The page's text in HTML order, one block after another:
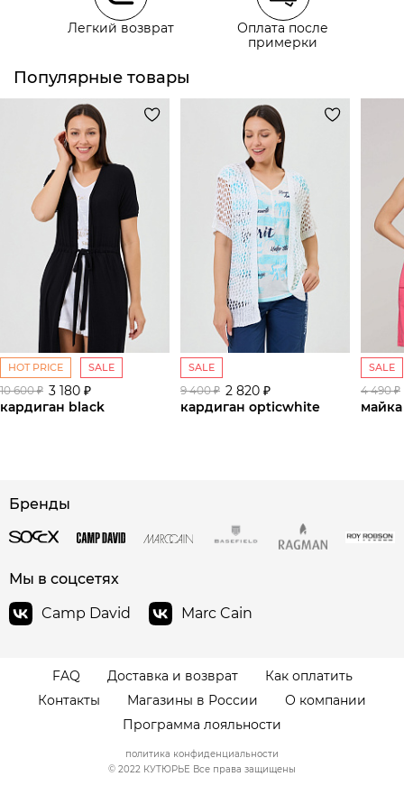
Курьерская доставка СДЭК
Самовывоз из пункта выдачи СДЭК
Легкий возврат
Оплата после
примерки
Популярные товары
HOT PRICE SALE
10 600 ₽ 3 180 ₽
кардиган black
SALE
9 400 ₽ 2 820 ₽
кардиган opticwhite
SALE
4 490 ₽
Бренды
Мы в соцсетях
Camp David
Marc Cain
FAQ Доставка и возврат
Как оплатить
Контакты
Магазины в России
О компании
Программа лояльности
© 2022 КУТЮРЬЕ Все права защищены
политика конфиденциальности